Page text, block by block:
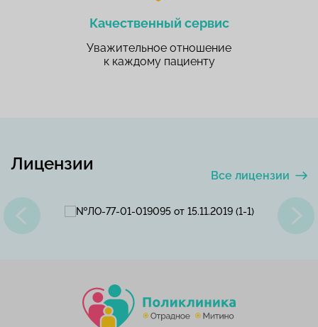
Качественный сервис
Уважительное отношение
к каждому пациенту
Лицензии
Все лицензии